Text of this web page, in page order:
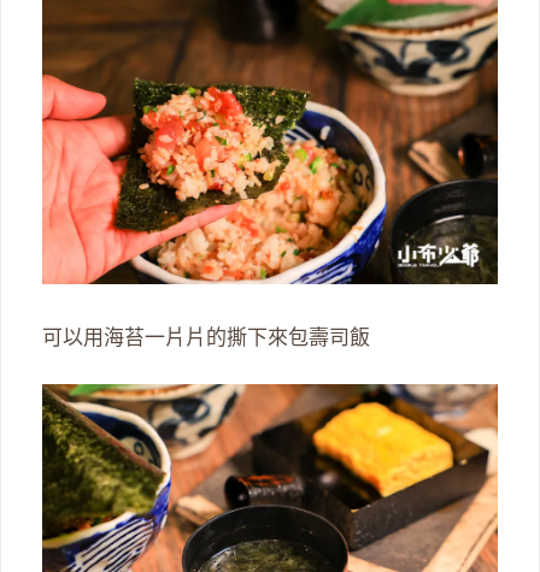
可以用海苔一片片的撕下來包壽司飯